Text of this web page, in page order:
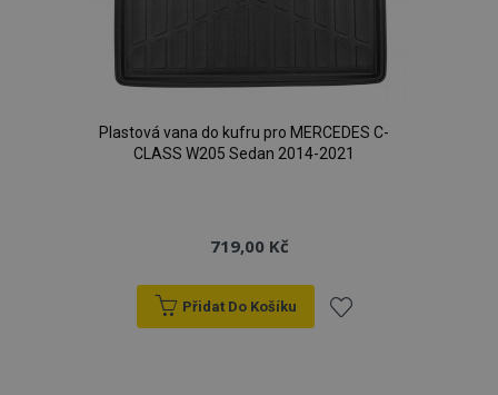
Plastová vana do kufru pro MERCEDES C-
CLASS W205 Sedan 2014-2021
719,00 Kč
Přidat Do Košíku